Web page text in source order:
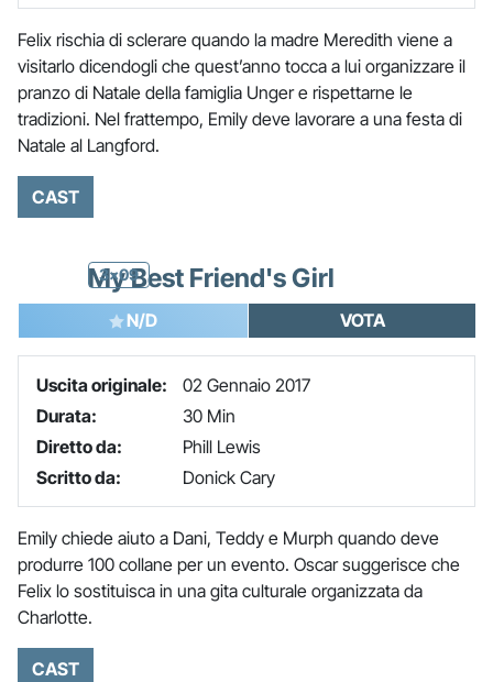
Felix rischia di sclerare quando la madre Meredith viene a
visitarlo dicendogli che quest’anno tocca a lui organizzare il
pranzo di Natale della famiglia Unger e rispettarne le
tradizioni. Nel frattempo, Emily deve lavorare a una festa di
Natale al Langford.
CAST
3x09
My Best Friend's Girl
N/D VOTA
Uscita originale:
02 Gennaio 2017
Durata:
30 Min
Diretto da:
Phill Lewis
Scritto da:
Donick Cary
Emily chiede aiuto a Dani, Teddy e Murph quando deve
produrre 100 collane per un evento. Oscar suggerisce che
Felix lo sostituisca in una gita culturale organizzata da
Charlotte.
CAST